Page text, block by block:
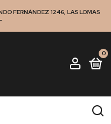
FERNÁNDEZ 1246, LAS LOMAS
0